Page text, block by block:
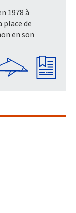
1978 à
de
en son